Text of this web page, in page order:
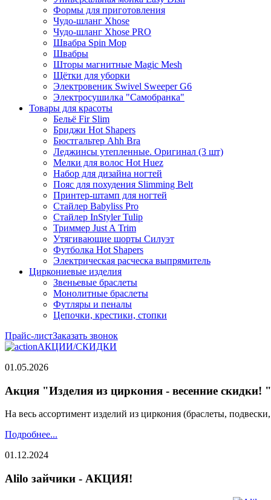
Формы для приготовления
Чудо-шланг Xhose
Чудо-шланг Xhose PRO
Швабра Spin Mop
Швабры
Шторы магнитные Magic Mesh
Щётки для уборки
Электровеник Swivel Sweeper G6
Электросушилка "Самобранка"
Товары для красоты
Бельё Fir Slim
Бриджи Hot Shapers
Бюстгальтер Ahh Bra
Леджинсы утепленные. Оригинал (3 шт)
Мелки для волос Hot Huez
Набор для дизайна ногтей
Пояс для похудения Slimming Belt
Принтер-штамп для ногтей
Стайлер Babyliss Pro
Стайлер InStyler Tulip
Триммер Just A Trim
Утягивающие шорты Силуэт
Футболка Hot Shapers
Электрическая расческа выпрямитель
Циркониевые изделия
Звеньевые браслеты
Монолитные браслеты
Футляры и пеналы
Цепочки, крестики, стопки
Прайс-листЗаказать звонок
АКЦИИ/СКИДКИ
01.05.2026
Акция "Изделия из циркония - весенние скидки! "
На весь ассортимент изделий из циркония (браслеты,
Подробнее...
01.12.2024
Alilo зайчики - АКЦИЯ!